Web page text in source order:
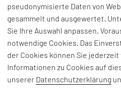
pseudonymisierte Daten von
gesammelt und ausgewertet.
Sie Ihre Auswahl anpassen.
notwendige Cookies. Das
der Cookies können Sie
Informationen zu Cookies auf
unserer Datenschutzerklärung